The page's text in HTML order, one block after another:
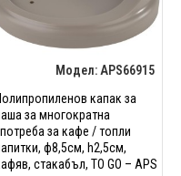
Модел: APS66915
капак за
за многократна
за кафе / топли
ф8,5см, h2,5см,
стакабъл, TO GO – APS